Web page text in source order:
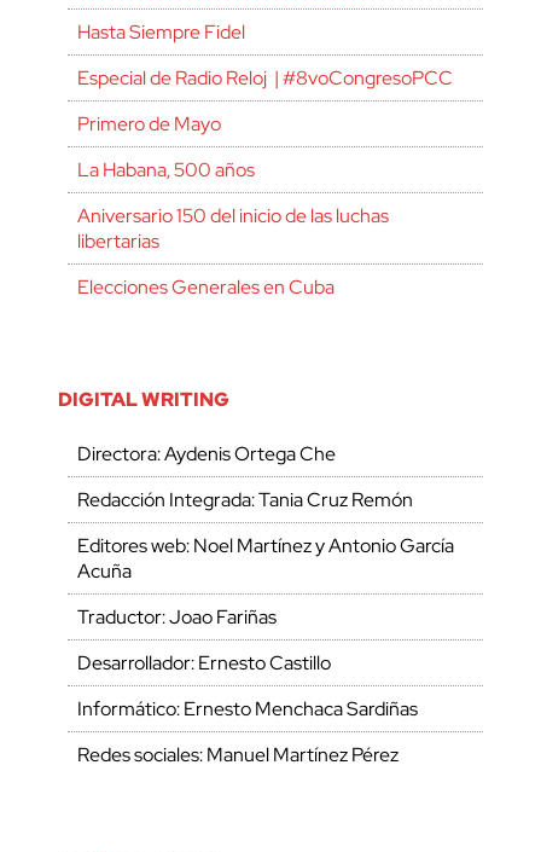
Hasta Siempre Fidel
Especial de Radio Reloj | #8voCongresoPCC
Primero de Mayo
La Habana, 500 años
Aniversario 150 del inicio de las luchas
libertarias
Elecciones Generales en Cuba
DIGITAL WRITING
Directora: Aydenis Ortega Che
Redacción Integrada: Tania Cruz Remón
Editores web: Noel Martínez y Antonio García
Acuña
Traductor: Joao Fariñas
Desarrollador: Ernesto Castillo
Informático: Ernesto Menchaca Sardiñas
Redes sociales: Manuel Martínez Pérez